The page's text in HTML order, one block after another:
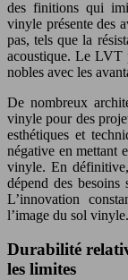
des finitions qui
vinyle présente des
pas, tels que la
acoustique. Le LVT
nobles avec les
De nombreux
vinyle pour des
esthétiques et
négative en mettant
vinyle. En
dépend des
L’innovation
l’image du sol vinyle.
Durabilité
les limites